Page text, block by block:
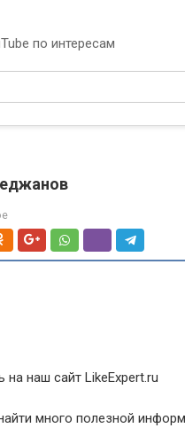
по интересам
наш сайт LikeExpert.ru
много полезной